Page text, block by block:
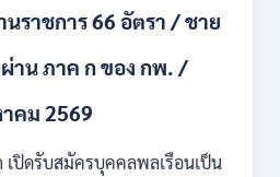
ราชการ 66 อัตรา / ชาย
าน ภาค ก ของ กพ. /
คม 2569
ปิดรับสมัครบุคคลพลเรือนเป็น